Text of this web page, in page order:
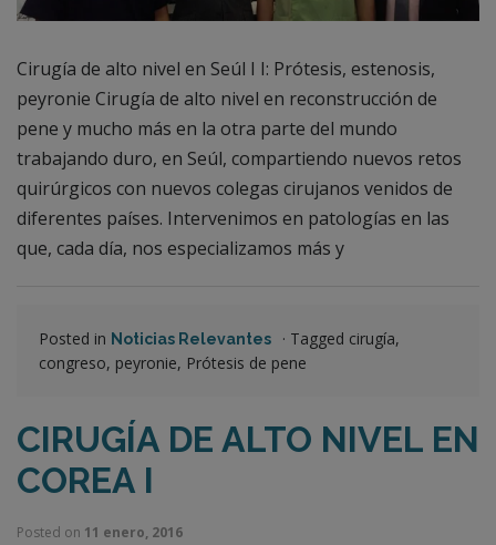
Cirugía de alto nivel en Seúl I I: Prótesis, estenosis,
peyronie Cirugía de alto nivel en reconstrucción de
pene y mucho más en la otra parte del mundo
trabajando duro, en Seúl, compartiendo nuevos retos
quirúrgicos con nuevos colegas cirujanos venidos de
diferentes países. Intervenimos en patologías en las
que, cada día, nos especializamos más y
Posted in Noticias Relevantes · Tagged cirugía,
congreso, peyronie, Prótesis de pene
CIRUGÍA DE ALTO NIVEL EN
COREA I
Posted on 11 enero, 2016